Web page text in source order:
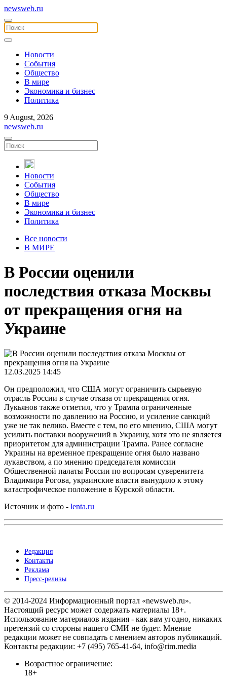
newsweb.ru
Новости
События
Общество
В мире
Экономика и бизнес
Политика
9 August, 2026
newsweb.ru
Новости
События
Общество
В мире
Экономика и бизнес
Политика
Все новости
В МИРЕ
В России оценили
последствия отказа Москвы
от прекращения огня на
Украине
12.03.2025 14:45
Он предположил, что США могут ограничить сырьевую
отрасль России в случае отказа от прекращения огня.
Лукьянов также отметил, что у Трампа ограниченные
возможности по давлению на Россию, и усиление санкций
уже не так велико. Вместе с тем, по его мнению, США могут
усилить поставки вооружений в Украину, хотя это не является
приоритетом для администрации Трампа. Ранее согласие
Украины на временное прекращение огня было названо
лукавством, а по мнению председателя комиссии
Общественной палаты России по вопросам суверенитета
Владимира Рогова, украинские власти вынудило к этому
катастрофическое положение в Курской области.
Источник и фото - lenta.ru
Редакция
Контакты
Реклама
Пресс-релизы
© 2014-2024 Информационный портал «newsweb.ru».
Настоящий ресурс может содержать материалы 18+.
Использование материалов издания - как вам угодно, никаких
претензий со стороны нашего СМИ не будет. Мнение
редакции может не совпадать с мнением авторов публикаций.
Контакты редакции: +7 (495) 765-41-64, info@rim.media
Возрастное ограничение:
18+